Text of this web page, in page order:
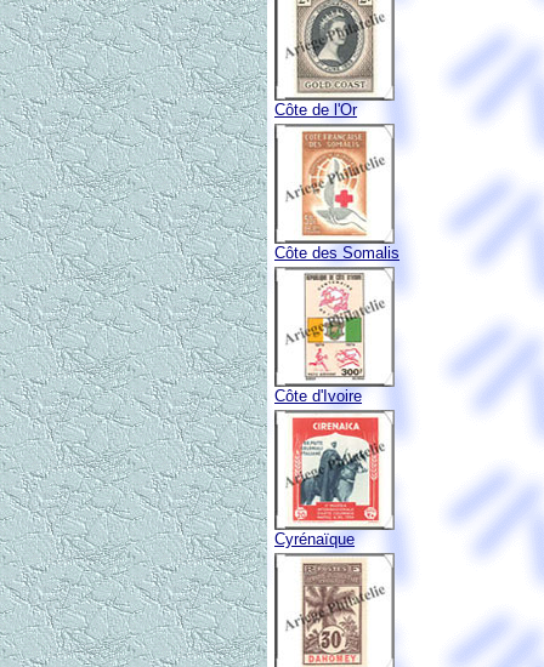
Côte de l'Or
Côte des Somalis
Côte d'Ivoire
Cyrénaïque